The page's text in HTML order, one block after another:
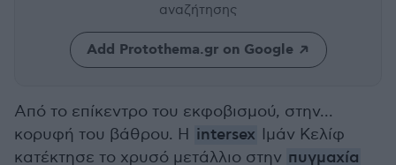
αναζήτησης
Add Protothema.gr on Google
Από το επίκεντρο του εκφοβισμού, στην...
κορυφή του βάθρου. Η intersex
Ιμάν Κελίφ
κατέκτησε το χρυσό μετάλλιο στην πυγμαχία